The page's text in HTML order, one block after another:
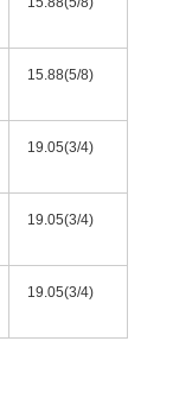
15.88(5/8)
19.05(3/4)
19.05(3/4)
19.05(3/4)